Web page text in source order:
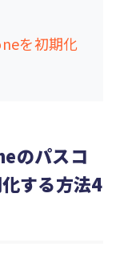
を初期化
のパスコ
する方法4